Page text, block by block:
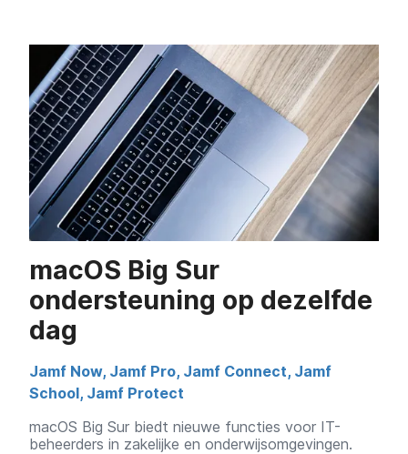
macOS Big Sur
ondersteuning op dezelfde
dag
Jamf Now, Jamf Pro, Jamf Connect, Jamf
School, Jamf Protect
macOS Big Sur biedt nieuwe functies voor IT-
beheerders in zakelijke en onderwijsomgevingen.